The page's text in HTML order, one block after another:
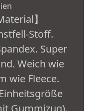
】
Stoff.
Super
Weich wie
wie Fleece.
Gummizug).